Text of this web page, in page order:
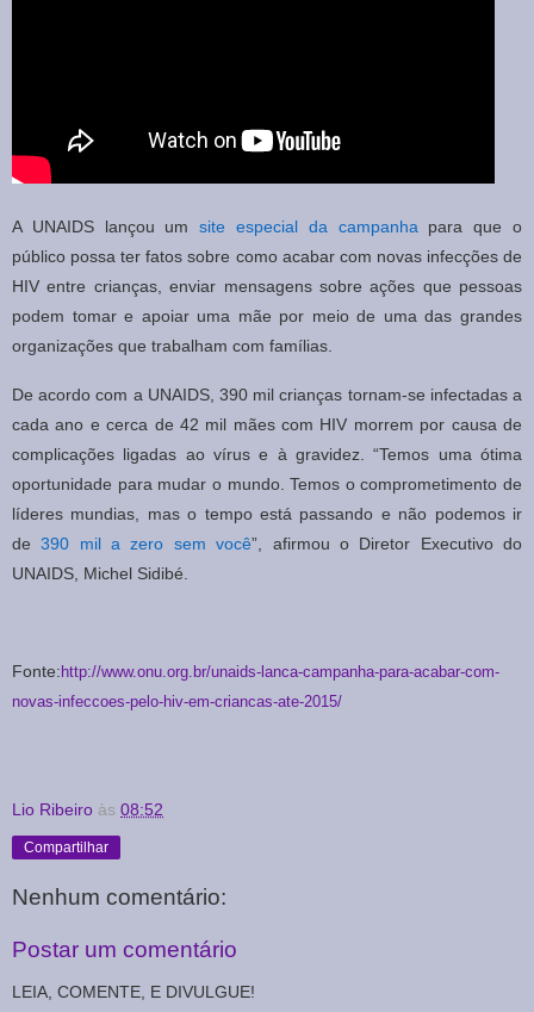
A UNAIDS lançou umsite especial da campanha para que o
público possa ter fatos sobre como acabar com novas infecções de
HIV entre crianças, enviar mensagens sobre ações que pessoas
podem tomar e apoiar uma mãe por meio de uma das grandes
organizações que trabalham com famílias.
De acordo com a UNAIDS, 390 mil crianças tornam-se infectadas a
cada ano e cerca de 42 mil mães com HIV morrem por causa de
complicações ligadas ao vírus e à gravidez. “Temos uma ótima
oportunidade para mudar o mundo. Temos o comprometimento de
líderes mundias, mas o tempo está passando e não podemos ir
de390 mil a zero sem você”, afirmou o Diretor Executivo do
UNAIDS, Michel Sidibé.
Fonte: http://www.onu.org.br/unaids-lanca-campanha-para-acabar-com-
novas-infeccoes-pelo-hiv-em-criancas-ate-2015/
Lio Ribeiro às 08:52
Compartilhar
Nenhum comentário:
Postar um comentário
LEIA, COMENTE, E DIVULGUE!